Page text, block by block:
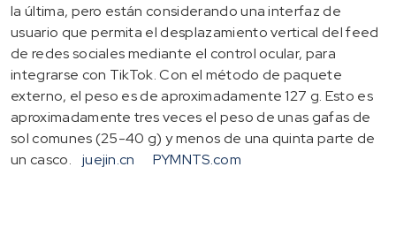
la última, pero están considerando una interfaz de
usuario que permita el desplazamiento vertical del feed
de redes sociales mediante el control ocular, para
integrarse con TikTok. Con el método de paquete
externo, el peso es de aproximadamente 127 g. Esto es
aproximadamente tres veces el peso de unas gafas de
sol comunes (25-40 g) y menos de una quinta parte de
un casco.
juejin.cn PYMNTS.com